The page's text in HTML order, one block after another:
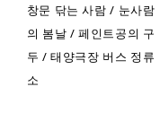
창문 닦는 사람 / 눈사람
의 봄날 / 페인트공의 구
두 / 태양극장 버스 정류
소